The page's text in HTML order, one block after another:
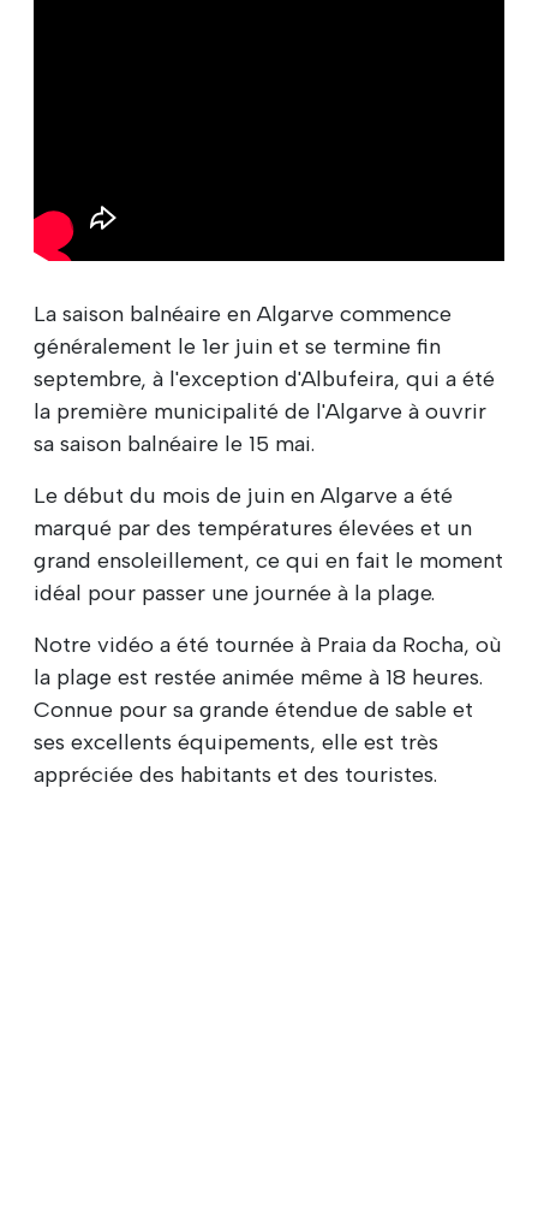
La saison balnéaire en Algarve commence
généralement le 1er juin et se termine fin
septembre, à l'exception d'Albufeira, qui a été
la première municipalité de l'Algarve à ouvrir
sa saison balnéaire le 15 mai.
Le début du mois de juin en Algarve a été
marqué par des températures élevées et un
grand ensoleillement, ce qui en fait le moment
idéal pour passer une journée à la plage.
Notre vidéo a été tournée à Praia da Rocha, où
la plage est restée animée même à 18 heures.
Connue pour sa grande étendue de sable et
ses excellents équipements, elle est très
appréciée des habitants et des touristes.